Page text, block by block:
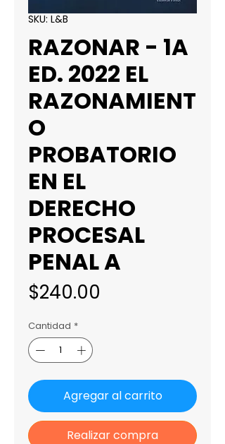
SKU: L&B
RAZONAR - 1A
ED. 2022 EL
RAZONAMIENT
O
PROBATORIO
EN EL
DERECHO
PROCESAL
PENAL A
$240.00
Cantidad *
Agregar al carrito
Realizar compra